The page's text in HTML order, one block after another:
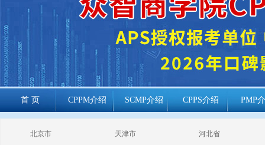
首 页 CPPM介绍 SCMP介绍 CPPS介绍 PMP
cppm报考常见
问题
北京市 天津市 河北省